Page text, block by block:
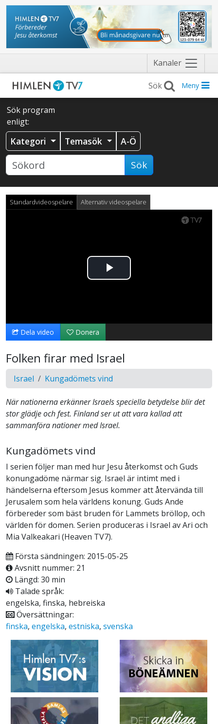
Kanaler Näytä
valikko
Meny
Sök program
enligt:
Kategori Temasök A-Ö
Sök
Standardvideospelare Alternativ videospelare
Spela
video
Dela video Donera
Folken firar med Israel
Israel Kungadömets vind
När nationerna erkänner Israels speciella betydelse blir det
stor glädje och fest. Finland ser ut att vara kallad att
sammanföra nationer med Israel.
Kungadömets vind
I serien följer man med hur Jesu återkomst och Guds
konungadöme närmar sig. Israel är intimt med i
händelserna eftersom Jesus kommer att återvända till
Jerusalem som hela världens konung. Guds Ande
förbereder som bäst bruden för Lammets bröllop, och
världen för domen. Serien produceras i Israel av Ari och
Mia Valkeakari (Heaven TV7).
Första sändningen: 2015-05-25
Avsnitt nummer: 21
Längd: 30 min
Talade språk:
engelska, finska, hebreiska
Översättningar:
finska, engelska, estniska, svenska